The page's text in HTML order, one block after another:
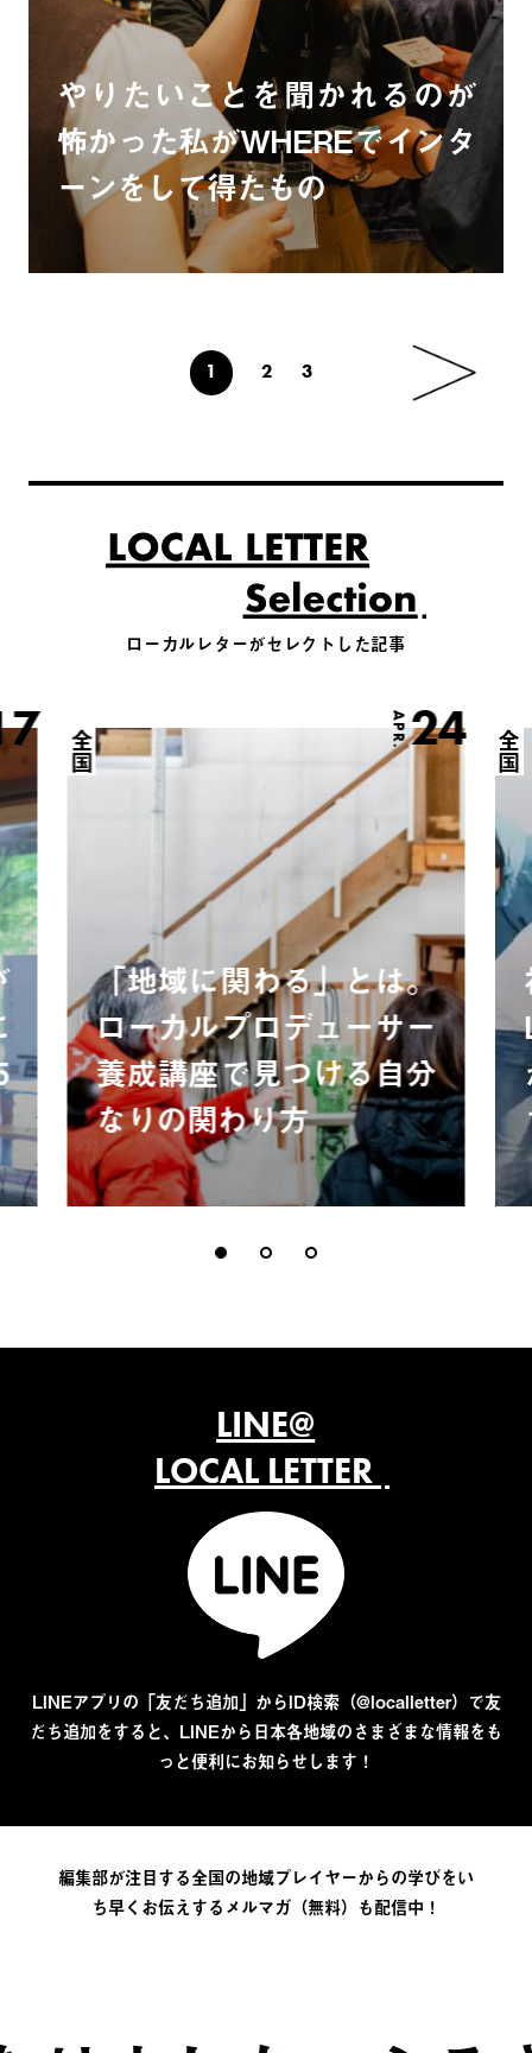
やりたいことを聞かれるのが
怖かった私がWHEREでインタ
ーンをして得たもの
1 2 3
ローカルレターがセレクトした記事
APR.24
全国
「地域に関わる」とは。
ローカルプロデューサー
養成講座で見つける自分
なりの関わり方
全国
LINE@
LOCAL LETTER
LINEアプリの「友だち追加」からID検索（@localletter）で友
だち追加をすると、LINEから日本各地域のさまざまな情報をも
っと便利にお知らせします！
編集部が注目する全国の地域プレイヤーからの学びをい
ち早くお伝えするメルマガ（無料）も配信中！